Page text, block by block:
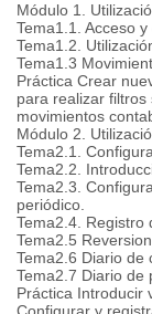
Módulo 1.
Tema1.1. Acceso
Tema1.2.
Tema1.3
Práctica Crear
para realizar
movimientos
Módulo 2.
Tema2.1.
Tema2.2.
Tema2.3.
periódico.
Tema2.4. Registro
Tema2.5
Tema2.6 Diario de
Tema2.7 Diario de
Práctica Introducir